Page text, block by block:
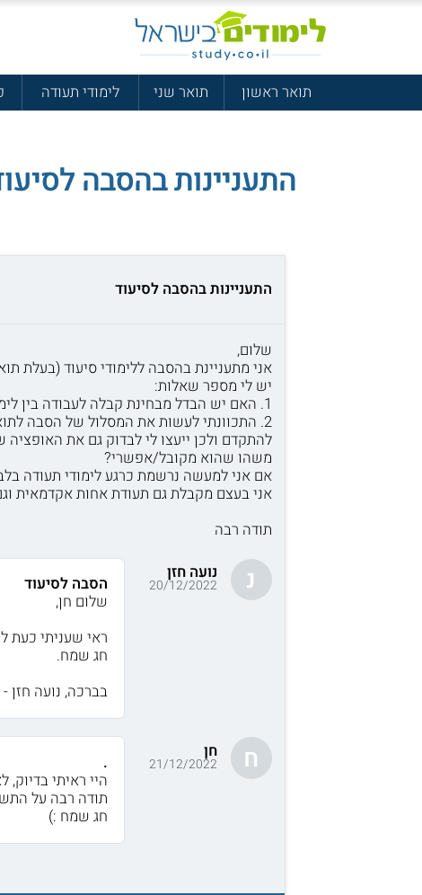
תואר ראשון תואר שני לימודי תעודה
התעניינות בהסבה
התעניינות בהסבה לסיעוד
שלום,
אני מתעניינת בהסבה ללימודי סיעוד (בעלת
יש לי מספר שאלות:
1. האם יש הבדל מבחינת קבלה לעבודה בין לימודים במכללה ללימודים באוניברסיטה?
2. התכוונתי לעשות את המסלול של הסבה
להתקדם ולכן ייעצו לי לבדוק גם את
משהו שהוא מקובל/אפשרי?
אם אני למעשה נרשמת כרגע לימודי תעודה
אני בעצם מקבלת גם תעודת אחות אקדמאית
תודה רבה
נ נועה חזן
20/12/2022
הסבה לסיעוד
שלום חן,
ראי שעניתי כעת
חג שמח.
בברכה, נועה חזן -
ח חן
21/12/2022
.
היי ראיתי
תודה רבה על
חג שמח :)